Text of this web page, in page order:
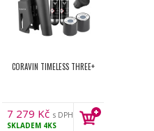
CORAVIN TIMELESS THREE+
7 279 Kč s DPH
SKLADEM 4KS